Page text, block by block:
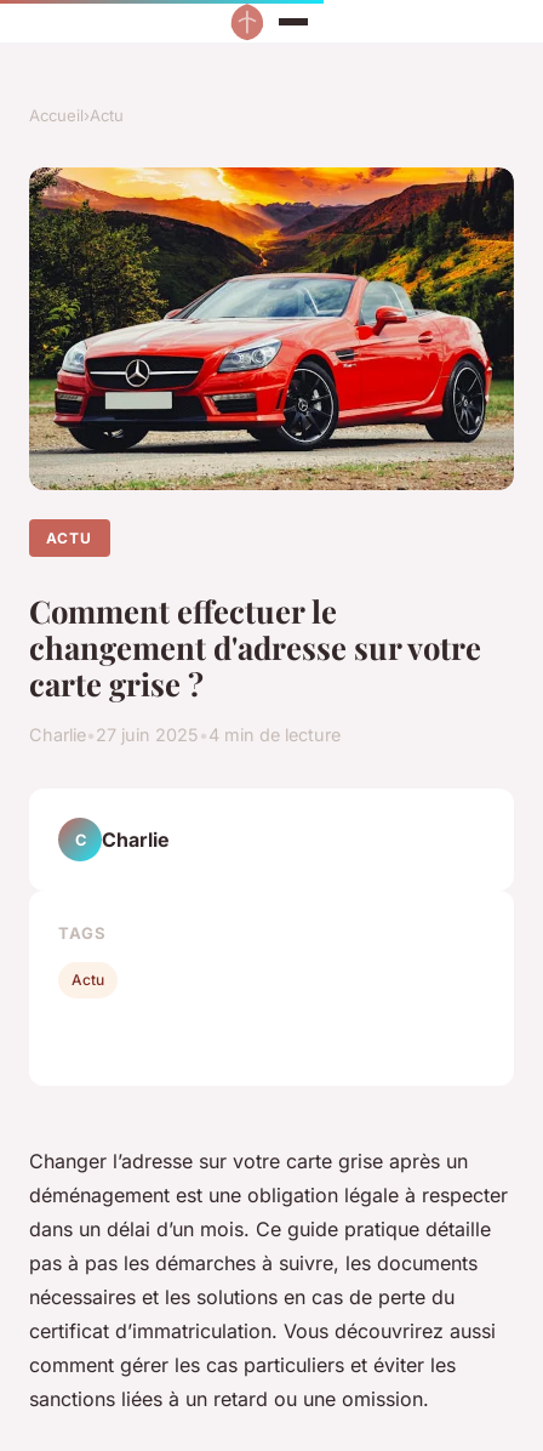
Accueil›Actu
ACTU
Comment effectuer le
changement d'adresse sur votre
carte grise ?
Charlie•27 juin 2025•4 min de lecture
Changer l’adresse sur votre carte grise après un
déménagement est une obligation légale à respecter
dans un délai d’un mois. Ce guide pratique détaille
pas à pas les démarches à suivre, les documents
nécessaires et les solutions en cas de perte du
certificat d’immatriculation. Vous découvrirez aussi
comment gérer les cas particuliers et éviter les
sanctions liées à un retard ou une omission.
C Charlie
TAGS
Actu